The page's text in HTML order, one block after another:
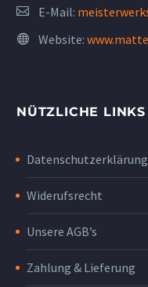
E-Mail:
Website:
NÜTZLICHE LINKS
Datenschutzerklärung
Widerufsrecht
Unsere AGB’s
Zahlung & Lieferung